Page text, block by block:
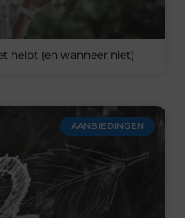
helpt (en wanneer niet)
AANBIEDINGEN